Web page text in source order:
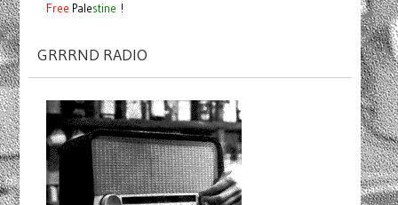
Free Palestine !
GRRRND RADIO